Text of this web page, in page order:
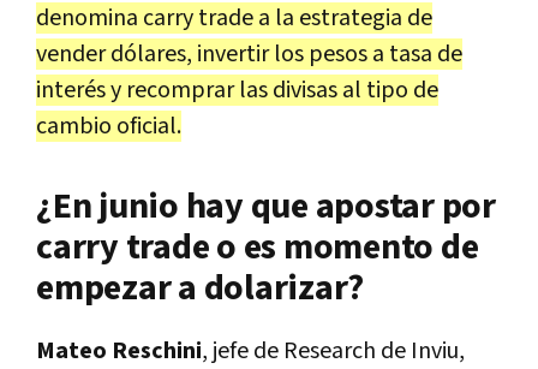
denomina carry trade a la estrategia de
vender dólares, invertir los pesos a tasa de
interés y recomprar las divisas al tipo de
cambio oficial.
¿En junio hay que apostar por
carry trade o es momento de
empezar a dolarizar?
Mateo Reschini, jefe de Research de Inviu,